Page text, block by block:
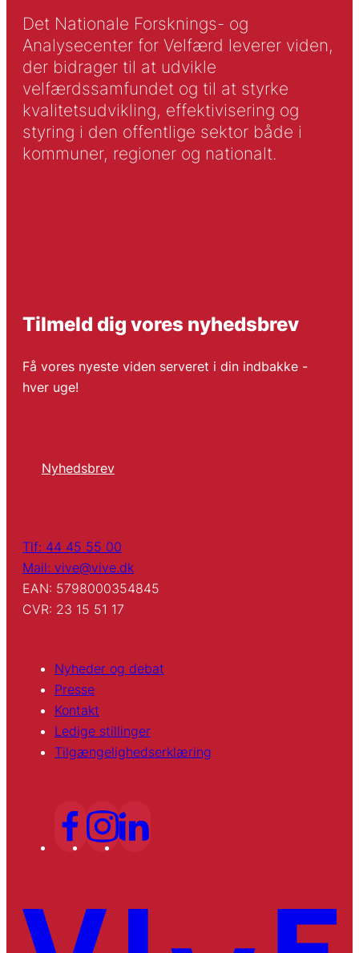
Det Nationale Forsknings- og
Analysecenter for Velfærd leverer viden,
der bidrager til at udvikle
velfærdssamfundet og til at styrke
kvalitetsudvikling, effektivisering og
styring i den offentlige sektor både i
kommuner, regioner og nationalt.
Tilmeld dig vores nyhedsbrev
Få vores nyeste viden serveret i din indbakke -
hver uge!
Nyhedsbrev
Tlf: 44 45 55 00
Mail: vive@vive.dk
EAN: 5798000354845
CVR: 23 15 51 17
Nyheder og debat
Presse
Kontakt
Ledige stillinger
Tilgængelighedserklæring